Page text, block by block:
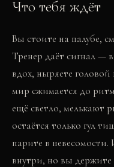
Что тебя ждёт
Вы стоите на палубе,
Тренер даёт сигнал —
вдох, ныряете головой
мир сжимается до
ещё светло, мелькают
остаётся только гул
парите в невесомости.
внутри, но вы держите